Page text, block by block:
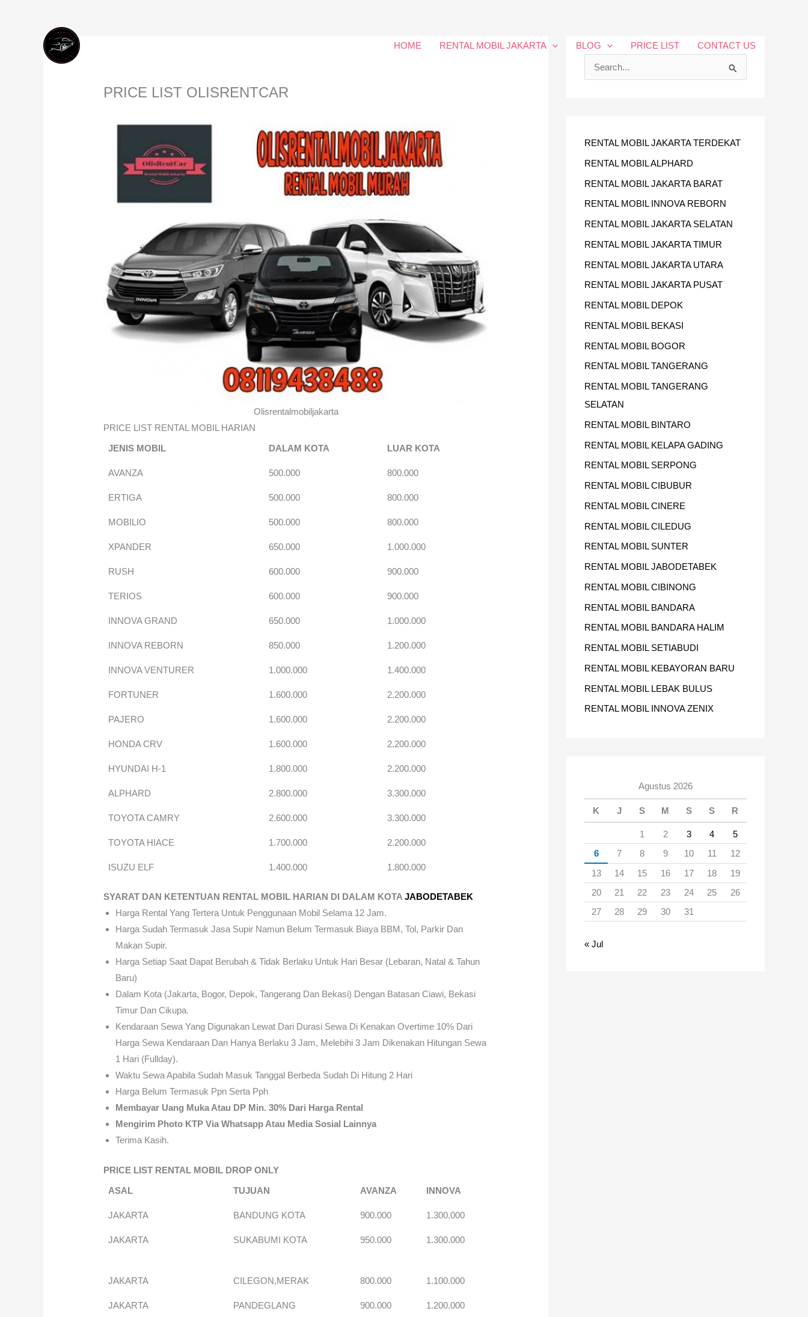
HOME RENTAL MOBIL JAKARTA BLOG PRICE LIST CONTACT US
PRICE LIST OLISRENTCAR
Olisrentalmobiljakarta
PRICE LIST RENTAL MOBIL HARIAN
JENIS MOBIL
DALAM KOTA LUAR KOTA
AVANZA 500.000 800.000
ERTIGA 500.000 800.000
MOBILIO 500.000 800.000
XPANDER 650.000 1.000.000
RUSH 600.000 900.000
TERIOS 600.000 900.000
INNOVA GRAND 650.000 1.000.000
INNOVA REBORN 850.000 1.200.000
INNOVA VENTURER 1.000.000 1.400.000
FORTUNER 1.600.000 2.200.000
PAJERO 1.600.000 2.200.000
HONDA CRV 1.600.000 2.200.000
HYUNDAI H-1 1.800.000 2.200.000
ALPHARD 2.800.000 3.300.000
TOYOTA CAMRY 2.600.000 3.300.000
TOYOTA HIACE 1.700.000 2.200.000
ISUZU ELF 1.400.000 1.800.000
SYARAT DAN KETENTUAN RENTAL MOBIL HARIAN DI DALAM KOTAJABODETABEK
Harga Rental Yang Tertera Untuk Penggunaan Mobil Selama 12 Jam.
Harga Sudah Termasuk Jasa Supir Namun Belum Termasuk Biaya BBM, Tol, Parkir Dan
Makan Supir.
Harga Setiap Saat Dapat Berubah & Tidak Berlaku Untuk Hari Besar (Lebaran, Natal & Tahun
Baru)
Dalam Kota (Jakarta, Bogor, Depok, Tangerang Dan Bekasi) Dengan Batasan Ciawi, Bekasi
Timur Dan Cikupa.
Kendaraan Sewa Yang Digunakan Lewat Dari Durasi Sewa Di Kenakan Overtime 10% Dari
Harga Sewa Kendaraan Dan Hanya Berlaku 3 Jam, Melebihi 3 Jam Dikenakan Hitungan Sewa
1 Hari (fullday).
Waktu Sewa Apabila Sudah Masuk Tanggal Berbeda Sudah Di Hitung 2 Hari
Harga Belum Termasuk Ppn Serta Pph
Membayar Uang Muka Atau DP Min. 30% Dari Harga Rental
Mengirim Photo KTP Via Whatsapp Atau Media Sosial Lainnya
Terima Kasih.
PRICE LIST RENTAL MOBIL DROP ONLY
ASAL
TUJUAN AVANZA INNOVA
JAKARTA BANDUNG KOTA 900.000 1.300.000
JAKARTA SUKABUMI KOTA 950.000 1.300.000
JAKARTA CILEGON,MERAK 800.000 1.100.000
JAKARTA PANDEGLANG 900.000 1.200.000
U
N
T
RENTAL MOBIL JAKARTA TERDEKAT
RENTAL MOBIL ALPHARD
RENTAL MOBIL JAKARTA BARAT
RENTAL MOBIL INNOVA REBORN
RENTAL MOBIL JAKARTA SELATAN
RENTAL MOBIL JAKARTA TIMUR
RENTAL MOBIL JAKARTA UTARA
RENTAL MOBIL JAKARTA PUSAT
RENTAL MOBIL DEPOK
RENTAL MOBIL BEKASI
RENTAL MOBIL BOGOR
RENTAL MOBIL TANGERANG
RENTAL MOBIL TANGERANG
SELATAN
RENTAL MOBIL BINTARO
RENTAL MOBIL KELAPA GADING
RENTAL MOBIL SERPONG
RENTAL MOBIL CIBUBUR
RENTAL MOBIL CINERE
RENTAL MOBIL CILEDUG
RENTAL MOBIL SUNTER
RENTAL MOBIL JABODETABEK
RENTAL MOBIL CIBINONG
RENTAL MOBIL BANDARA
RENTAL MOBIL BANDARA HALIM
RENTAL MOBIL SETIABUDI
RENTAL MOBIL KEBAYORAN BARU
RENTAL MOBIL LEBAK BULUS
RENTAL MOBIL INNOVA ZENIX
Agustus 2026
K J S M S S R
1 2 3 4
5
6
7 8 9 10 11
12
13
14 15 16 17 18
19
20
21 22 23 24 25
26
27
28 29 30 31
« Jul